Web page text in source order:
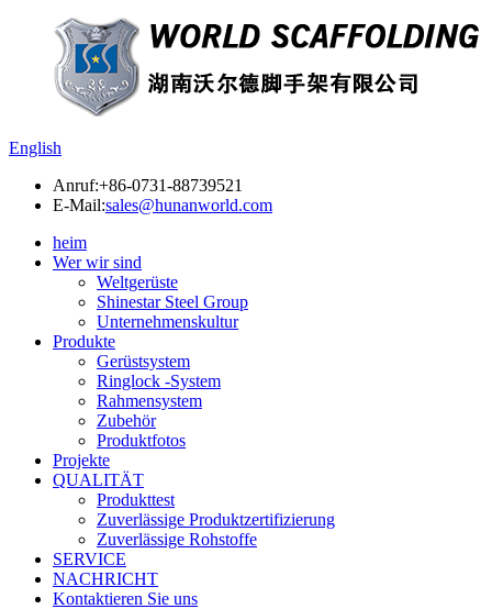
English
Anruf:+86-0731-88739521
E-Mail:sales@hunanworld.com
heim
Wer wir sind
Weltgerüste
Shinestar Steel Group
Unternehmenskultur
Produkte
Gerüstsystem
Ringlock -System
Rahmensystem
Zubehör
Produktfotos
Projekte
QUALITÄT
Produkttest
Zuverlässige Produktzertifizierung
Zuverlässige Rohstoffe
SERVICE
NACHRICHT
Kontaktieren Sie uns